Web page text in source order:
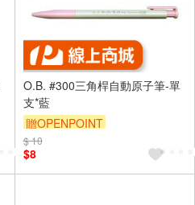
O.B. #300三角桿自動原子筆-單
支*藍
贈OPENPOINT
$ 10
$8